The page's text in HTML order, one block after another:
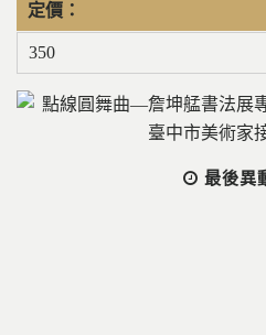
定價：
350
最後異